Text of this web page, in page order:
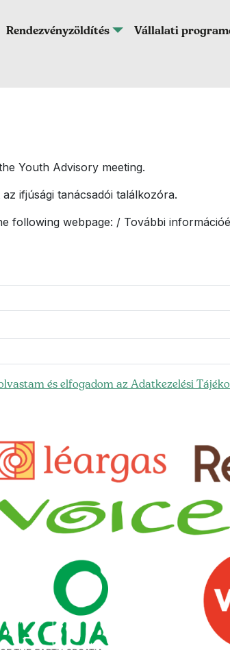
Rendezvényzöldítés Vállalati
Youth Advisory meeting.
ifjúsági tanácsadói találkozóra.
following webpage: / További
és elfogadom az Adatkezelési